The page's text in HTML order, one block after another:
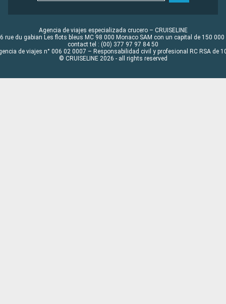
Agencia de viajes especializada crucero – CRUISELINE
rue du gabian Les flots bleus MC 98 000 Monaco SAM con un capital de 150 000
contact tel : (00) 377 97 97 84 50
de viajes n° 006 02 0007 – Responsabilidad civil y profesional RC RSA de
© CRUISELINE 2026 - all rights reserved